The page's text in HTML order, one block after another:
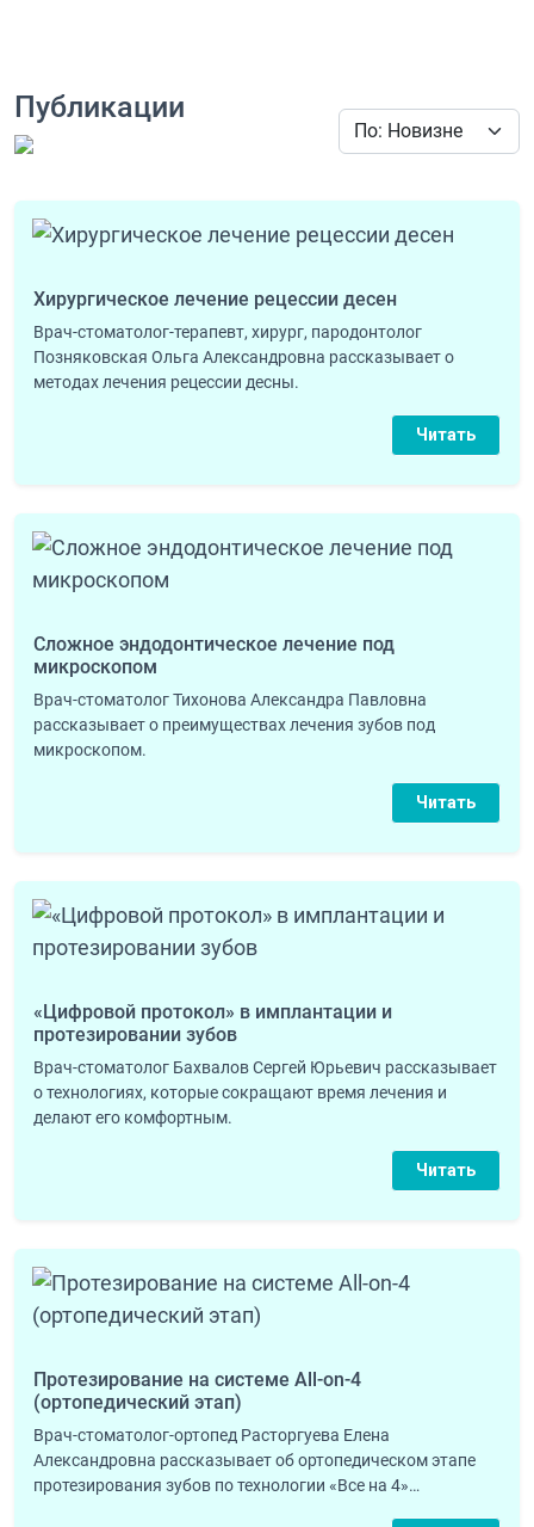
Публикации
Хирургическое лечение рецессии десен
Врач-стоматолог-терапевт, хирург, пародонтолог
Позняковская Ольга Александровна рассказывает о
методах лечения рецессии десны.
Читать
Сложное эндодонтическое лечение под
микроскопом
Врач-стоматолог Тихонова Александра Павловна
рассказывает о преимуществах лечения зубов под
микроскопом.
Читать
«Цифровой протокол» в имплантации и
протезировании зубов
Врач-стоматолог Бахвалов Сергей Юрьевич рассказывает
о технологиях, которые сокращают время лечения и
делают его комфортным.
Читать
Протезирование на системе All-on-4
(ортопедический этап)
Врач-стоматолог-ортопед Расторгуева Елена
Александровна рассказывает об ортопедическом этапе
протезирования зубов по технологии «Все на 4»…